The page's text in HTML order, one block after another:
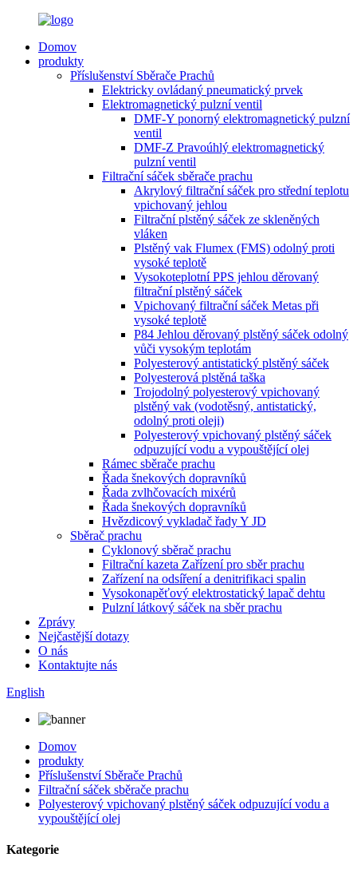
Domov
produkty
Příslušenství Sběrače Prachů
Elektricky ovládaný pneumatický prvek
Elektromagnetický pulzní ventil
DMF-Y ponorný elektromagnetický pulzní
ventil
DMF-Z Pravoúhlý elektromagnetický
pulzní ventil
Filtrační sáček sběrače prachu
Akrylový filtrační sáček pro střední teplotu
vpichovaný jehlou
Filtrační plstěný sáček ze skleněných
vláken
Plstěný vak Flumex (FMS) odolný proti
vysoké teplotě
Vysokoteplotní PPS jehlou děrovaný
filtrační plstěný sáček
Vpichovaný filtrační sáček Metas při
vysoké teplotě
P84 Jehlou děrovaný plstěný sáček odolný
vůči vysokým teplotám
Polyesterový antistatický plstěný sáček
Polyesterová plstěná taška
Trojodolný polyesterový vpichovaný
plstěný vak (vodotěsný, antistatický,
odolný proti oleji)
Polyesterový vpichovaný plstěný sáček
odpuzující vodu a vypouštějící olej
Rámec sběrače prachu
Řada šnekových dopravníků
Řada zvlhčovacích mixérů
Řada šnekových dopravníků
Hvězdicový vykladač řady Y JD
Sběrač prachu
Cyklonový sběrač prachu
Filtrační kazeta Zařízení pro sběr prachu
Zařízení na odsíření a denitrifikaci spalin
Vysokonapěťový elektrostatický lapač dehtu
Pulzní látkový sáček na sběr prachu
Zprávy
Nejčastější dotazy
O nás
Kontaktujte nás
English
Domov
produkty
Příslušenství Sběrače Prachů
Filtrační sáček sběrače prachu
Polyesterový vpichovaný plstěný sáček odpuzující vodu a
vypouštějící olej
Kategorie